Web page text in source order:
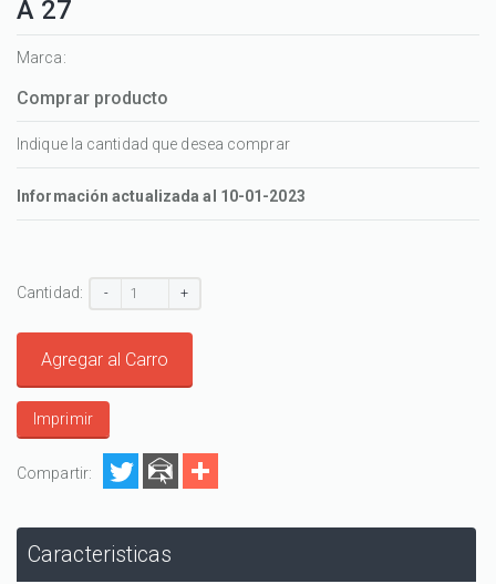
A 27
Marca:
Comprar producto
Indique la cantidad que desea comprar
Información actualizada al 10-01-2023
Cantidad: - +
Agregar al Carro
Imprimir
Compartir:
Caracteristicas